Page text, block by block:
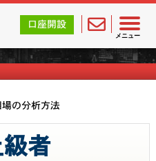
メニュー
カー）の無料口座開設サポ
口座開設
学ぶ
の分析方法
者